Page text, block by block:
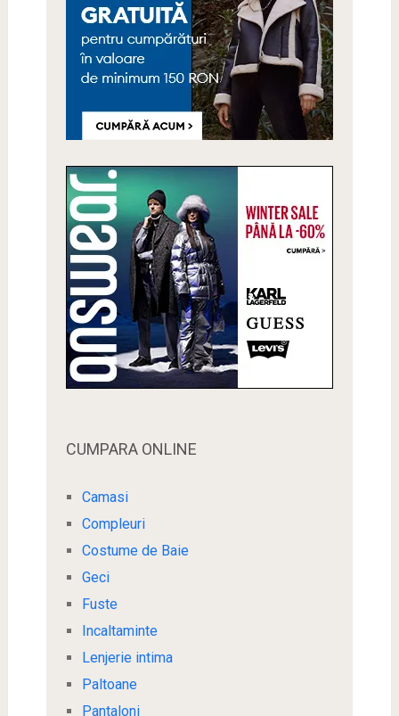
CUMPARA ONLINE
Camasi
Compleuri
Costume de Baie
Geci
Fuste
Incaltaminte
Lenjerie intima
Paltoane
Pantaloni